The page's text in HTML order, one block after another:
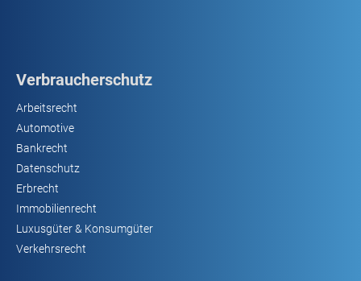
Verbraucherschutz
Arbeitsrecht
Automotive
Bankrecht
Datenschutz
Erbrecht
Immobilienrecht
Luxusgüter & Konsumgüter
Verkehrsrecht